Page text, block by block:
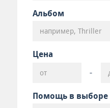
Альбом
Цена
-
Помощь в выборе